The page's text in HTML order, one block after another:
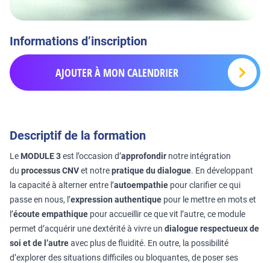
Informations d’inscription
AJOUTER À MON CALENDRIER
Descriptif de la formation
Le MODULE 3est l’occasion d’approfondir notre intégration
du processus CNVet notrepratique du dialogue. En développant
la capacité à alterner entre l’autoempathie pour clarifier ce qui
passe en nous, l’expression authentique pour le mettre en mots et
l’écoute empathique pour accueillir ce que vit l’autre, ce module
permet d’acquérir une dextérité à vivre un dialogue respectueux de
soi et de l’autreavec plus de fluidité. En outre, la possibilité
d’explorer des situations difficiles ou bloquantes, de poser ses